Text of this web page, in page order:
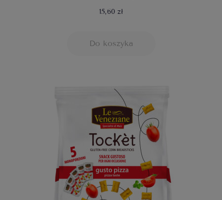
15,60 zł
Do koszyka